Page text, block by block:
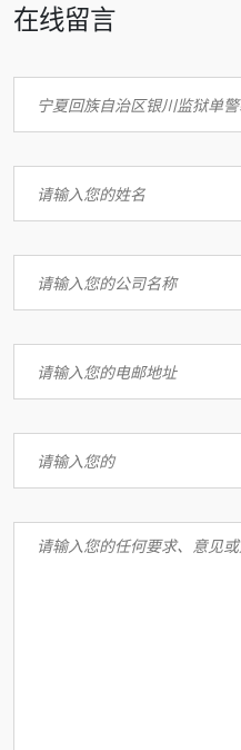
在线留言